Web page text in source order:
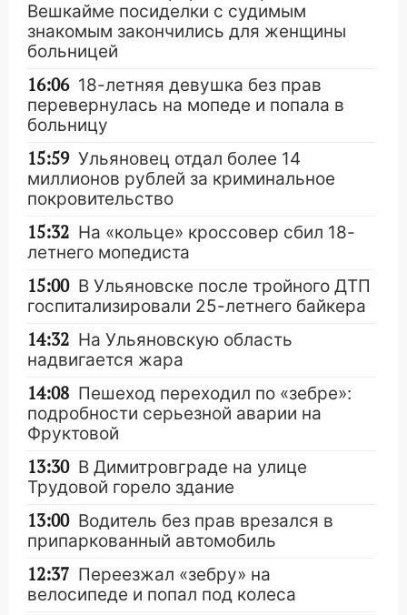
Вешкайме посиделки с судимым
знакомым закончились для женщины
больницей
16:06 18-летняя девушка без прав
перевернулась на мопеде и попала в
больницу
15:59 Ульяновец отдал более 14
миллионов рублей за криминальное
покровительство
15:32 На «кольце» кроссовер сбил 18-
летнего мопедиста
15:00 В Ульяновске после тройного ДТП
госпитализировали 25-летнего байкера
14:32 На Ульяновскую область
надвигается жара
14:08 Пешеход переходил по «зебре»:
подробности серьезной аварии на
Фруктовой
13:30 В Димитровграде на улице
Трудовой горело здание
13:00 Водитель без прав врезался в
припаркованный автомобиль
12:37 Переезжал «зебру» на
велосипеде и попал под колеса